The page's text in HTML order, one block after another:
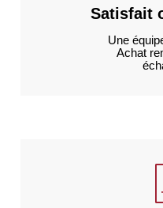
Satisfait
Une
Achat